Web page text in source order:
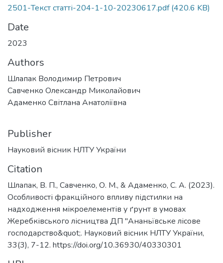
2501-Текст статті-204-1-10-20230617.pdf (420.6 KB)
Date
2023
Authors
Шлапак Володимир Петрович
Савченко Олександр Миколайович
Адаменко Світлана Анатоліївна
Publisher
Науковий вісник НЛТУ України
Citation
Шлапак, В. П., Савченко, О. М., & Адаменко, С. А. (2023).
Особливості фракційного впливу підстилки на
надходження мікроелементів у ґрунт в умовах
Жеребківського лісництва ДП "Ананьївське лісове
господарство&quot;. Науковий вісник НЛТУ України,
33(3), 7-12. https://doi.org/10.36930/40330301